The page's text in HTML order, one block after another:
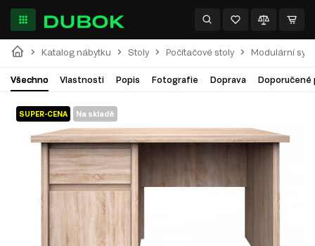
Katalog nábytku Stoly Počítačové stoly Modulární
Všechno Vlastnosti Popis Fotografie Doprava Doporučené
SUPER-CENA Na skladě